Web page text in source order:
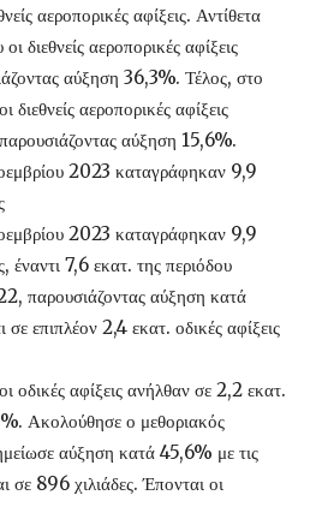
αεροπορικές αφίξεις. Αντίθετα
διεθνείς αεροπορικές αφίξεις
αύξηση 36,3%. Τέλος, στο
αεροπορικές αφίξεις
αύξηση 15,6%.
2023 καταγράφηκαν 9,9
2023 καταγράφηκαν 9,9
έναντι 7,6 εκατ. της περιόδου
παρουσιάζοντας αύξηση κατά
επιπλέον 2,4 εκατ. οδικές αφίξεις
οδικές αφίξεις ανήλθαν σε 2,2 εκατ.
Ακολούθησε ο μεθοριακός
αύξηση κατά 45,6% με τις
σε 896 χιλιάδες. Έπονται οι